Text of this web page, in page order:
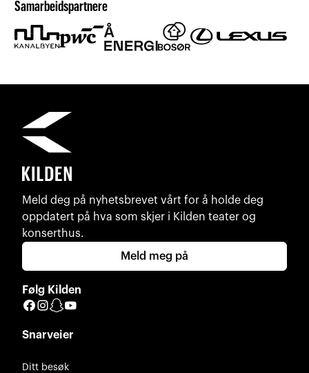
Samarbeidspartnere
Meld deg på nyhetsbrevet vårt for å holde deg
oppdatert på hva som skjer i Kilden teater og
konserthus.
Meld meg på
Følg Kilden
Facebook
Instagram
Snapchat
Snarveier
Ditt besøk